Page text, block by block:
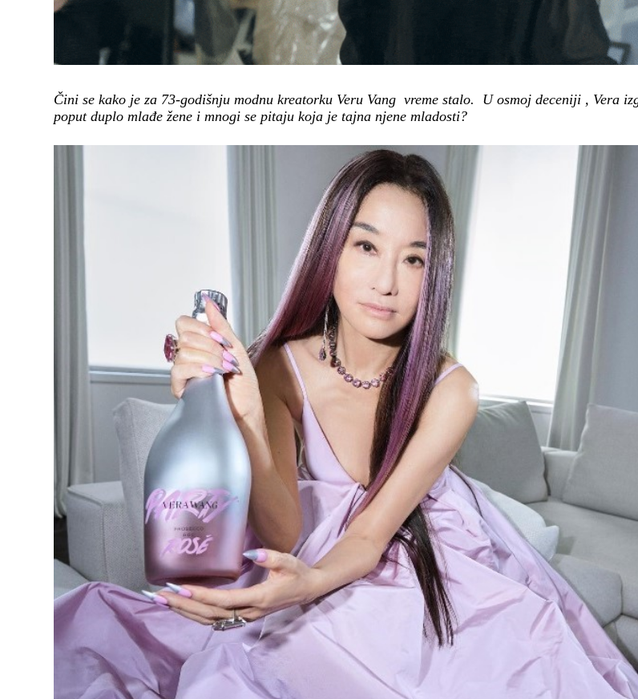
Čini se kako je za 73-godišnju modnu kreatorku Veru Vang vreme stalo. U osmoj deceniji , Vera
poput duplo mlađe žene i mnogi se pitaju koja je tajna njene mladosti?